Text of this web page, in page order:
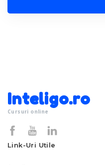
Inteligo.ro
Cursuri online
Link-Uri Utile